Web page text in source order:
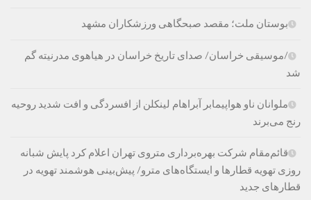
بوستان ملت؛ مقصد صبحگاهی ورزشکاران مشهد
/موسیقی خراسان/ صدای تاریخ خراسان در هیاهوی مدرنیته گم
شد
ملوانان ناو هواپیمابر آبراهام لینکلن از افسردگی و افت شدید روحیه
رنج می‌برند
قائم‌مقام شرکت بهره‌برداری متروی تهران اعلام کرد پایش شبانه
روزی تهویه قطارها و ایستگاه‌های مترو/ پیش‌بینی هوشمند تهویه در
قطارهای جدید